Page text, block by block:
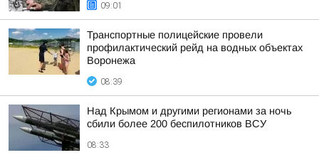
09:01
Транспортные полицейские провели
профилактический рейд на водных объектах
Воронежа
08:39
Над Крымом и другими регионами за ночь
сбили более 200 беспилотников ВСУ
08:33